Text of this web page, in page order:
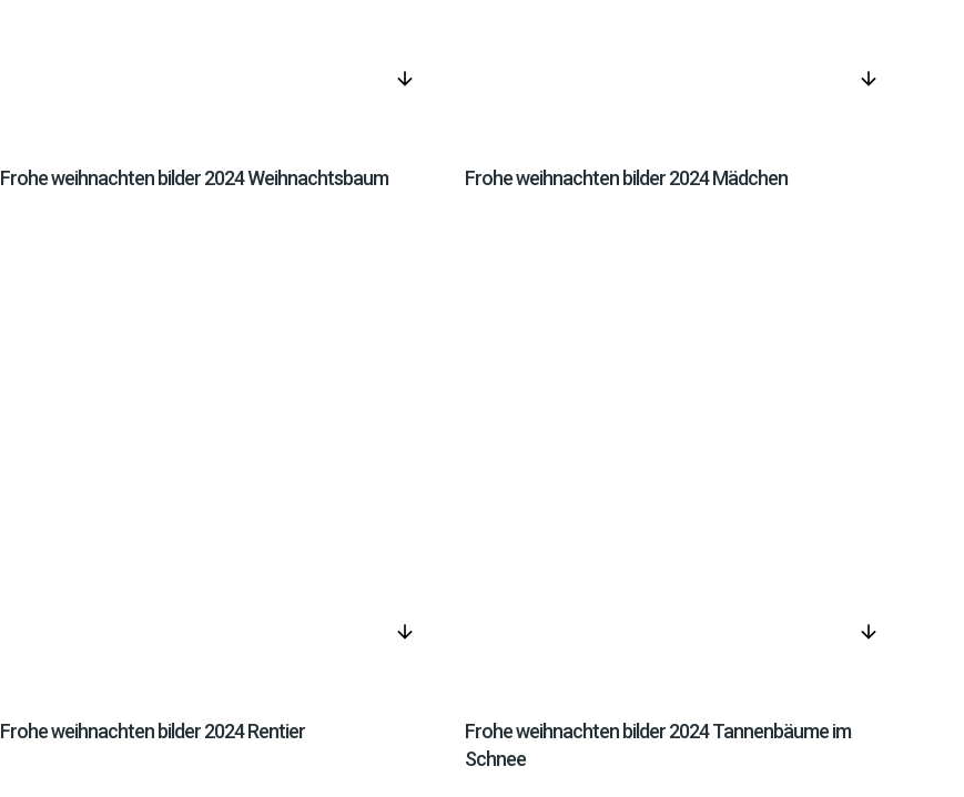
arrow_downward
Frohe weihnachten bilder 2024 Weihnachtsbaum
arrow_downward
Frohe weihnachten bilder 2024 Mädchen
arrow_downward
Frohe weihnachten bilder 2024 Rentier
arrow_downward
Frohe weihnachten bilder 2024 Tannenbäume im
Schnee